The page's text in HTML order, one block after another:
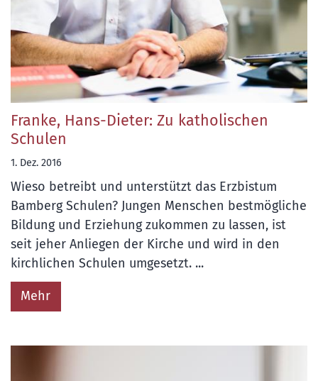
Franke, Hans-Dieter: Zu katholischen
Schulen
1. Dez. 2016
Wieso betreibt und unterstützt das Erzbistum
Bamberg Schulen? Jungen Menschen bestmögliche
Bildung und Erziehung zukommen zu lassen, ist
seit jeher Anliegen der Kirche und wird in den
kirchlichen Schulen umgesetzt. ...
Mehr